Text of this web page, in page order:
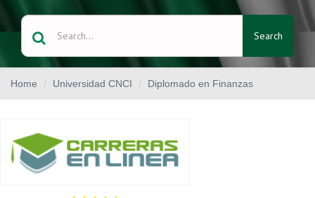
Search
Home Universidad CNCI Diplomado en Finanzas